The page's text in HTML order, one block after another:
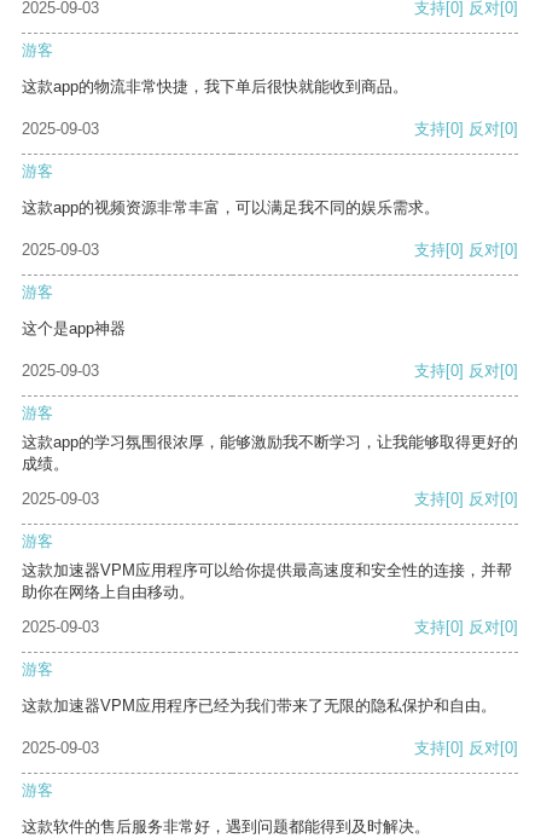
2025-09-03 支持[0] 反对[0]
游客
这款app的物流非常快捷，我下单后很快就能收到商品。
2025-09-03 支持[0] 反对[0]
游客
这款app的视频资源非常丰富，可以满足我不同的娱乐需求。
2025-09-03 支持[0] 反对[0]
游客
这个是app神器
2025-09-03 支持[0] 反对[0]
游客
这款app的学习氛围很浓厚，能够激励我不断学习，让我能够取得更好的
成绩。
2025-09-03
支持[0] 反对[0]
游客
这款加速器VPM应用程序可以给你提供最高速度和安全性的连接，并帮
助你在网络上自由移动。
2025-09-03
支持[0] 反对[0]
游客
这款加速器VPM应用程序已经为我们带来了无限的隐私保护和自由。
2025-09-03 支持[0] 反对[0]
游客
这款软件的售后服务非常好，遇到问题都能得到及时解决。